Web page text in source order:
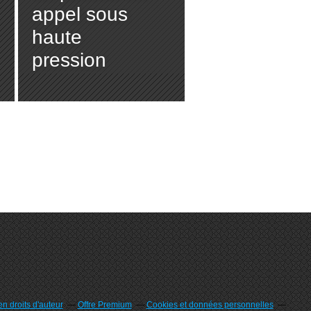
appel sous
haute
pression
(Blast)
droits d'auteur Offre Premium
Cookies et données personnelles